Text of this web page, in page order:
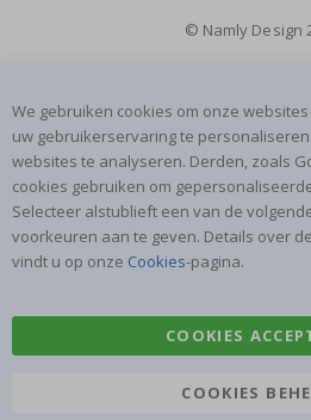
© Namly Design
We gebruiken cookies om onze
uw gebruikerservaring te
websites te analyseren. Derden, zoals
cookies gebruiken om
Selecteer alstublieft een van de
voorkeuren aan te geven. Details over
vindt u op onze Cookies-pagina.
COOKIES
COOKIES